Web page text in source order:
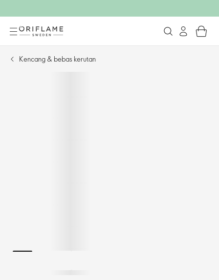
Kencang & bebas kerutan